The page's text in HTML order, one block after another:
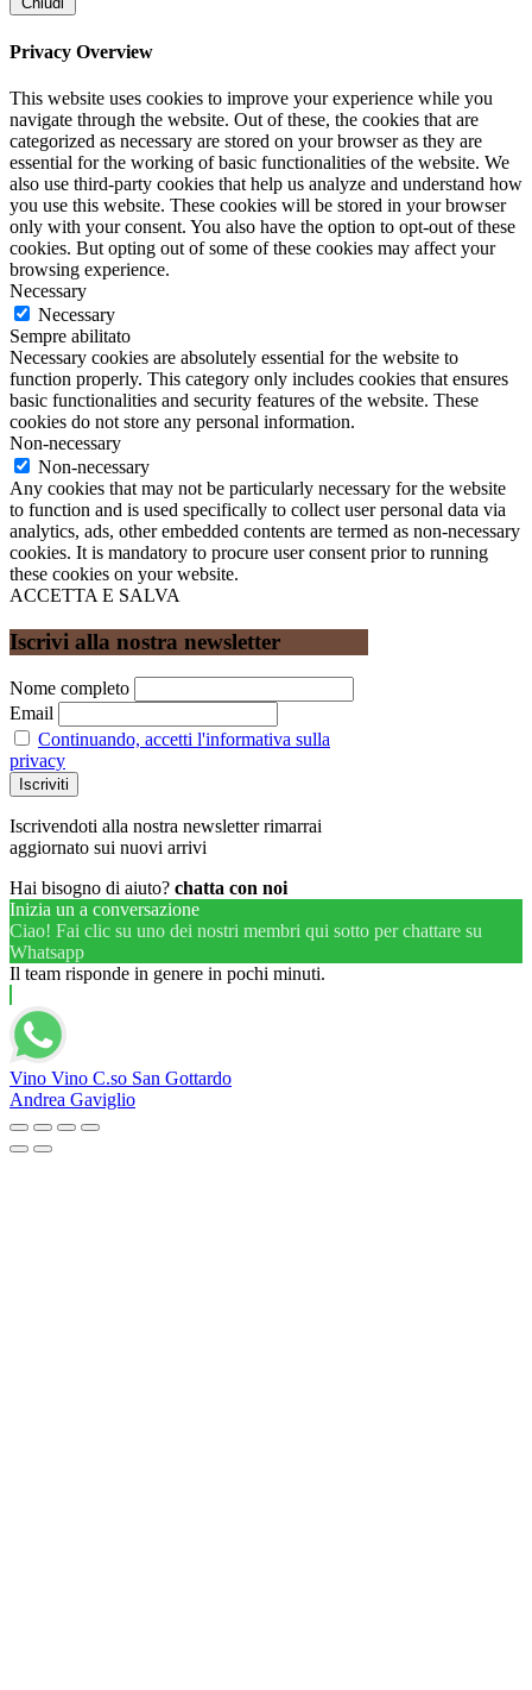
Privacy Overview
This website uses cookies to improve your experience while you
navigate through the website. Out of these, the cookies that are
categorized as necessary are stored on your browser as they are
essential for the working of basic functionalities of the website. We
also use third-party cookies that help us analyze and understand how
you use this website. These cookies will be stored in your browser
only with your consent. You also have the option to opt-out of these
cookies. But opting out of some of these cookies may affect your
browsing experience.
Necessary
Necessary
Sempre abilitato
Necessary cookies are absolutely essential for the website to
function properly. This category only includes cookies that ensures
basic functionalities and security features of the website. These
cookies do not store any personal information.
Non-necessary
Non-necessary
Any cookies that may not be particularly necessary for the website
to function and is used specifically to collect user personal data via
analytics, ads, other embedded contents are termed as non-necessary
cookies. It is mandatory to procure user consent prior to running
these cookies on your website.
ACCETTA E SALVA
Iscrivi alla nostra newsletter
Nome completo
Email
Continuando, accetti l'informativa sulla
privacy
Iscrivendoti alla nostra newsletter rimarrai
aggiornato sui nuovi arrivi
Hai bisogno di aiuto? chatta con noi
Inizia un a conversazione
Ciao! Fai clic su uno dei nostri membri qui sotto per chattare su
Whatsapp
Il team risponde in genere in pochi minuti.
Vino Vino C.so San Gottardo
Andrea Gaviglio